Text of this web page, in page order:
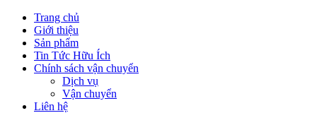
Trang chủ
Giới thiệu
Sản phẩm
Tin Tức Hữu Ích
Chính sách vận chuyển
Dịch vụ
Vận chuyển
Liên hệ